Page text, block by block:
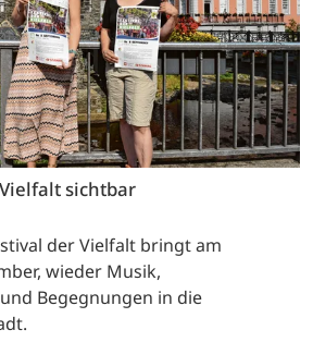
sichtbar
der Vielfalt bringt am
wieder Musik,
Begegnungen in die